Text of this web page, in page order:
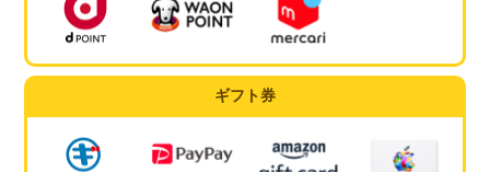
ギフト券